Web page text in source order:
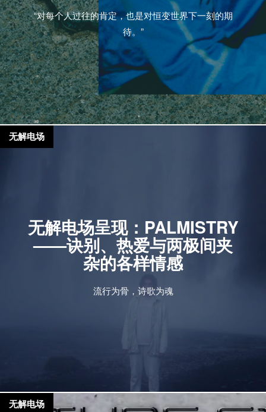
“对每个人过往的肯定，也是对恒变世界下一刻的期
待。”
无解电场呈现：PALMISTRY
——诀别、热爱与两极间夹
杂的各样情感
流行为骨，诗歌为魂
无解电场
无解电场